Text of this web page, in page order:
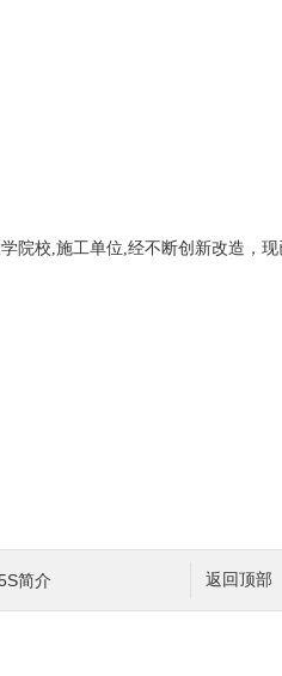
院校,施工单位,经不断创新改造，
返回顶部
简介